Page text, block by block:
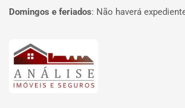
Domingos e feriados: Não haverá
Página inicial